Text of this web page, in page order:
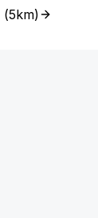
(5km)